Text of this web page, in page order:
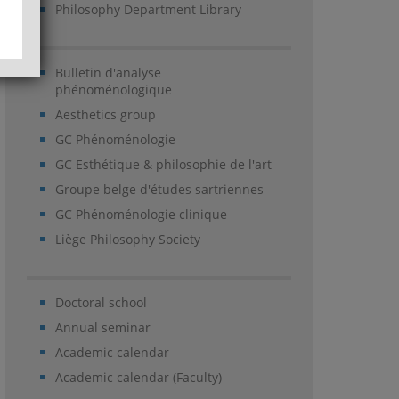
Philosophy Department Library
Bulletin d'analyse
phénoménologique
Aesthetics group
GC Phénoménologie
GC Esthétique & philosophie de l'art
Groupe belge d'études sartriennes
GC Phénoménologie clinique
Liège Philosophy Society
Doctoral school
Annual seminar
Academic calendar
Academic calendar (Faculty)